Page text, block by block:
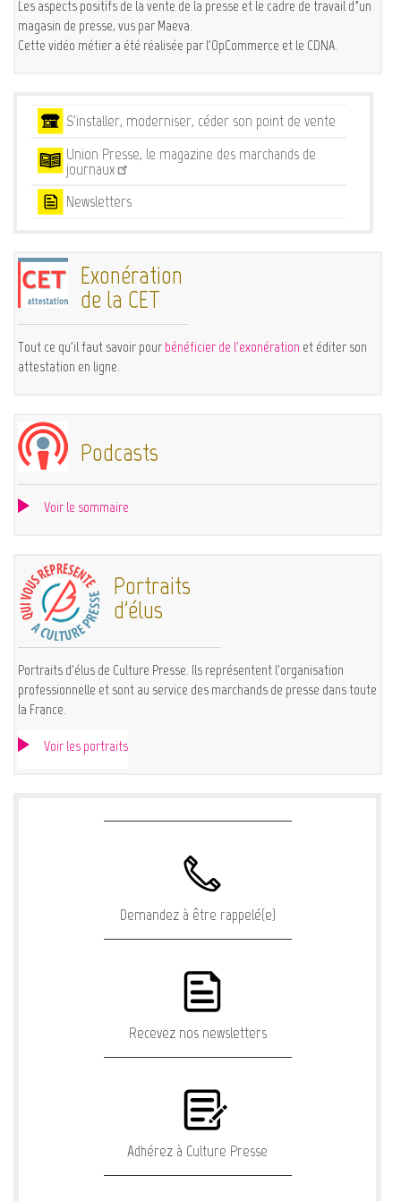
Les aspects positifs de la vente de la presse et le cadre de travail d’un
magasin de presse, vus par Maeva.
Cette vidéo métier a été réalisée par l'OpCommerce et le CDNA.
Services
S'installer, moderniser, céder son point de vente
Union Presse, le magazine des marchands de
journaux
Newsletters
Exonération
de la CET
Tout ce qu'il faut savoir pour bénéficier de l'exonération et éditer son
attestation en ligne.
Podcasts
Voir le sommaire
Portraits
d'élus
Portraits d'élus de Culture Presse. Ils représentent l'organisation
professionnelle et sont au service des marchands de presse dans toute
la France.
Voir les portraits
Demandez à être rappelé(e)
Recevez nos newsletters
Adhérez à Culture Presse